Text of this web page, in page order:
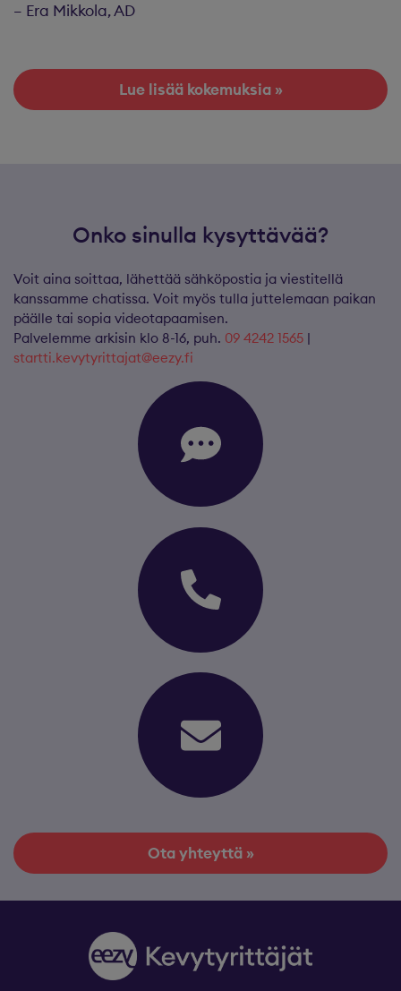
– Era Mikkola, AD
Lue lisää kokemuksia »
Onko sinulla kysyttävää?
Voit aina soittaa, lähettää sähköpostia ja viestitellä
kanssamme chatissa. Voit myös tulla juttelemaan paikan
päälle tai sopia videotapaamisen.
Palvelemme arkisin klo 8-16, puh. 09 4242 1565 |
startti.kevytyrittajat@eezy.fi
Ota yhteyttä »